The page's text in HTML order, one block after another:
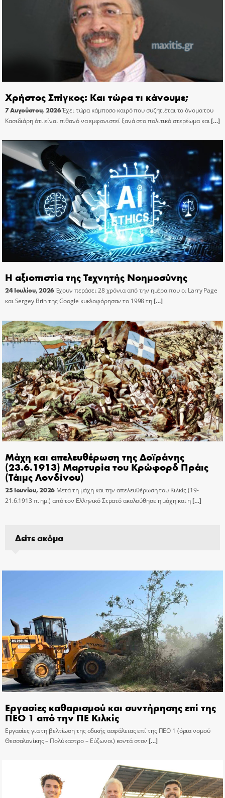
Χρήστος Σπίγκος: Και τώρα τι κάνουμε;
7 Αυγούστου, 2026Έχει τώρα κάμποσο καιρό που συζητιέται το όνομα του
Κασιδιάρη ότι είναι πιθανό να εμφανιστεί ξανά στο πολιτικό στερέωμα και[…]
Η αξιοπιστία της Τεχνητής Νοημοσύνης
24 Ιουλίου, 2026Έχουν περάσει 28 χρόνια από την ημέρα που οι Larry Page
και Sergey Brin της Google κυκλοφόρησαν το 1998 τη[…]
Μάχη και απελευθέρωση της Δοϊράνης
(23.6.1913) Μαρτυρία του Κρώφορδ Πράις
(Τάιμς Λονδίνου)
25 Ιουνίου, 2026 Μετά τη μάχη και την απελευθέρωση του Κιλκίς (19-
21.6.1913 π. ημ.) από τον Ελληνικό Στρατό ακολούθησε η μάχη και η[…]
Δείτε ακόμα
Εργασίες καθαρισμού και συντήρησης επί της
ΠΕΟ 1 από την ΠΕ Κιλκίς
Εργασίες για τη βελτίωση της οδικής ασφάλειας επί της ΠΕΟ 1 (όρια νομού
Θεσσαλονίκης – Πολύκαστρο – Εύζωνοι) κοντά στον […]